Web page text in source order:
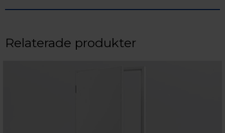
Relaterade produkter